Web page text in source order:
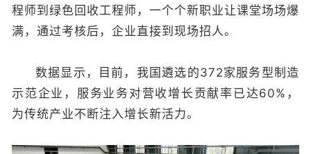
程师到绿色回收工程师，一个个新职业让课堂场场爆
满，通过考核后，企业直接到现场招人。
数据显示，目前，我国遴选的372家服务型制造
示范企业，服务业务对营收增长贡献率已达60%，
为传统产业不断注入增长新活力。